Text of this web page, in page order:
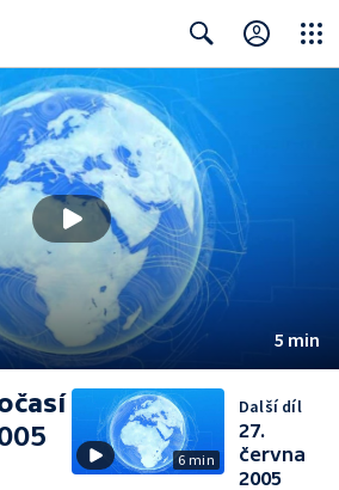
5 min
6 min
Další díl
27.
června
2005